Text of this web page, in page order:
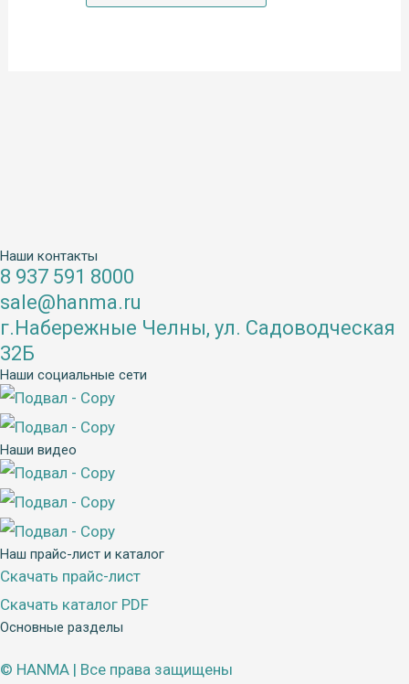
Наши контакты
8 937 591 8000
sale@hanma.ru
г.Набережные Челны, ул. Садоводческая
32Б
Наши социальные сети
Наши видео
Наш прайс-лист и каталог
Скачать прайс-лист
Скачать каталог PDF
Основные разделы
© HANMA | Все права защищены